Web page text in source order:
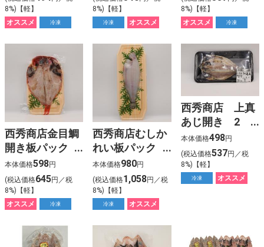
8%)【軽】
オススメ
冷凍
8%)【軽】
冷凍 オススメ
8%)【軽】
オススメ
冷凍
西秀商店金目鯛
開き板パック
冷凍
本体価格598円
(税込価格645円／税
8%)【軽】
オススメ
冷凍
西秀商店むしか
れい板パック
冷凍
本体価格980円
(税込価格1,058円／税
8%)【軽】
冷凍 オススメ
西秀商店 上真
あじ開き 2
枚 冷凍
本体価格498円
(税込価格537円／税
8%)【軽】
冷凍 オススメ